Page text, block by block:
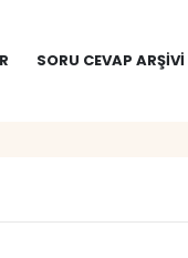
SORU CEVAP ARŞIVI